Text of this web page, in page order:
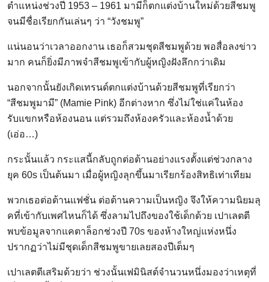
ตำแหน่งช่วงปี 1953 – 1961 มามีก็ตกแต่งบ้านใหม่ด้วยสีชมพู
จนมีชื่อเรียกกันเล่นๆ ว่า “วังชมพู”
แน่นอนว่าเวลาออกงาน เธอก็สวมชุดสีชมพูด้วย พอสื่อลงข่าว
มาก คนก็ยิ่งมีภาพจำสีชมพูเข้ากับผู้หญิงฝังลึกกว่าเดิม
นอกจากนั้นยังเกิดเทรนด์ตกแต่งบ้านด้วยสีชมพูที่เรียกว่า
“สีชมพูมามี” (Mamie Pink) อีกต่างหาก ซึ่งไม่ใช่แค่ในห้อง
รับแขกหรือห้องนอน แต่รวมถึงห้องครัวและห้องน้ำด้วย
(เอ่อ…)
กระนั้นแล้ว กระแสนี้กลับถูกต่อต้านอย่างแรงตั้งแต่ช่วงกลาง
ยุค 60s เป็นต้นมา เมื่อผู้หญิงลุกขึ้นมาเรียกร้องสิทธิเท่าเทียม
พวกเธอต่อต้านแฟชั่น ต่อต้านความเป็นหญิง จึงให้ความนิยมลุ
คที่เข้ากับเพศไหนก็ได้ ซึ่งลามไปถึงของใช้เด็กด้วย เปาเลตตี
พบข้อมูลจากแคตาล็อกช่วงปี 70s ของห้างใหญ่แห่งหนึ่ง
ปรากฏว่าไม่มีชุดเด็กสีชมพูขายเลยสองปีเต็มๆ
เปาเลตตีเสริมด้วยว่า ช่วงนั้นเฟมินิสต์จำนวนหนึ่งมองว่าเหตุที่